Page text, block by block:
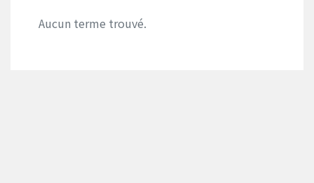
Aucun terme trouvé.